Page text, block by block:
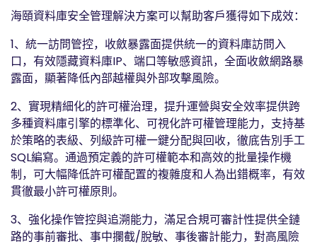
海頤資料庫安全管理解決方案可以幫助客戶獲得如下成效：
1、統一訪問管控，收斂暴露面提供統一的資料庫訪問入
口，有效隱藏資料庫IP、端口等敏感資訊，全面收斂網路暴
露面，顯著降低內部越權與外部攻擊風險。
2、實現精細化的許可權治理，提升運營與安全效率提供跨
多種資料庫引擎的標準化、可視化許可權管理能力，支持基
於策略的表級、列級許可權一鍵分配與回收，徹底告別手工
SQL編寫。通過預定義的許可權範本和高效的批量操作機
制，可大幅降低許可權配置的複雜度和人為出錯概率，有效
貫徹最小許可權原則。
3、強化操作管控與追溯能力，滿足合規可審計性提供全鏈
路的事前審批、事中攔截/脫敏、事後審計能力，對高風險